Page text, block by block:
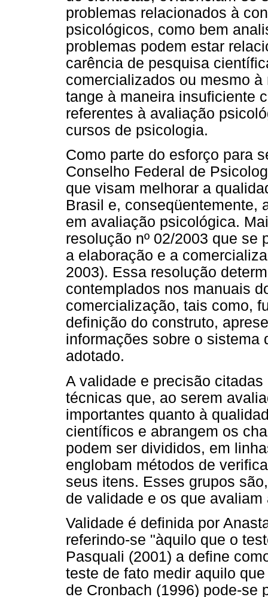
problemas relacionados à
psicológicos, como bem
problemas podem estar
carência de pesquisa
comercializados ou mesmo
tange à maneira insuficiente
referentes à avaliação
cursos de psicologia.
Como parte do esforço para
Conselho Federal de
que visam melhorar a
Brasil e, conseqüentemente,
em avaliação psicológica.
resolução nº 02/2003 que se
a elaboração e a
2003). Essa resolução
contemplados nos manuais
comercialização, tais como,
definição do construto,
informações sobre o sistema
adotado.
A validade e precisão
técnicas que, ao serem
importantes quanto à
científicos e abrangem os
podem ser divididos, em
englobam métodos de
seus itens. Esses grupos
de validade e os que
Validade é definida por
referindo-se "àquilo que o
Pasquali (2001) a define
teste de fato medir aquilo
de Cronbach (1996) pode-se